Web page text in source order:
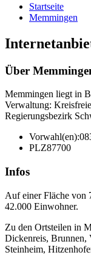
Startseite
Memmingen
Über
Memmingen liegt in
Verwaltung:
Regierungsbezirk
Vorwahl(en):
PLZ87700
Infos
Auf einer Fläche von
42.000 Einwohner.
Zu den Ortsteilen in
Dickenreis, Brunnen,
Steinheim,